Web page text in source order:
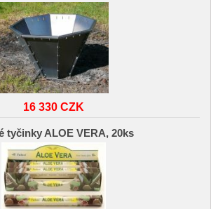
16 330 CZK
tyčinky ALOE VERA, 20ks